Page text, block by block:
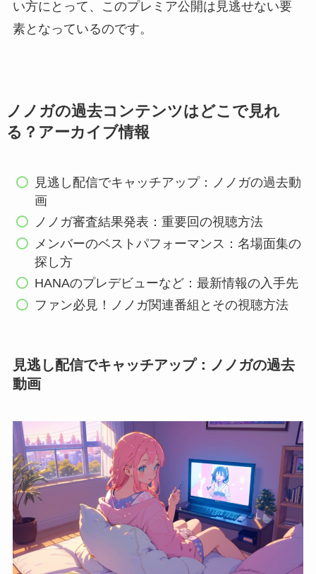
い方にとって、このプレミア公開は見逃せない要
素となっているのです。
ノノガの過去コンテンツはどこで見れ
る？アーカイブ情報
見逃し配信でキャッチアップ：ノノガの過去動
画
ノノガ審査結果発表：重要回の視聴方法
メンバーのベストパフォーマンス：名場面集の
探し方
HANAのプレデビューなど：最新情報の入手先
ファン必見！ノノガ関連番組とその視聴方法
見逃し配信でキャッチアップ：ノノガの過去
動画